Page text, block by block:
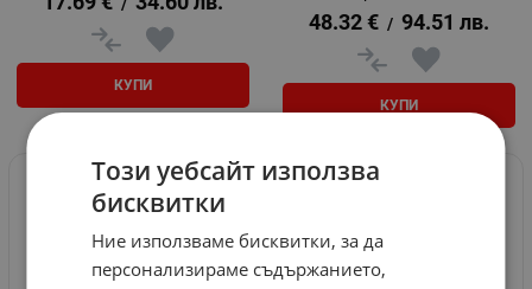
КУПИ
48.32 € / 94.51 лв.
КУПИ
Този уебсайт използва
бисквитки
Ние използваме бисквитки, за да
персонализираме съдържанието,